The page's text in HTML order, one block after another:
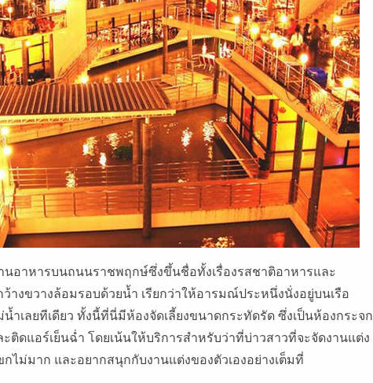
นอาหารบนถนนราชพฤกษ์ซึ่งขึ้นชื่อทั้งเรื่องรสชาติอาหารและ
างขวางล้อมรอบด้วยน้ำ เรียกว่าให้อารมณ์ประหนึ่งนั่งอยู่บนเรือ
ำเลยทีเดียว ทั้งนี้ที่นี่มีห้องจัดเลี้ยงขนาดกระทัดรัด ซึ่งเป็นห้องกระจก
ติดแอร์เย็นฉ่ำ โดยเน้นให้บริการสำหรับว่าที่บ่าวสาวที่จะจัดงานแต่ง
ม่มาก และอยากสนุกกับงานแต่งของตัวเองอย่างเต็มที่